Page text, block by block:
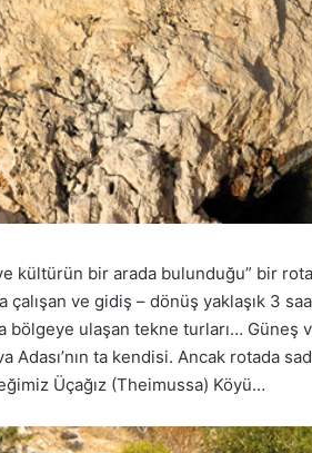
kültürün bir arada bulunduğu” bir
ve gidiş – dönüş yaklaşık 3
ulaşan tekne turları…
ta kendisi. Ancak rotada
Üçağız (Theimussa) Köyü…